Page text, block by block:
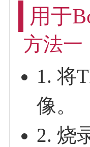
用于
方法一
1. 将
像。
2. 烧